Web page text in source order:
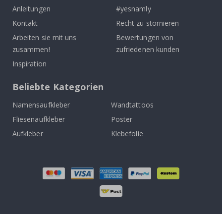
Anleitungen
Kontakt
Arbeiten sie mit uns
zusammen!
Inspiration
#yesnamly
Recht zu stornieren
Bewertungen von
zufriedenen kunden
Beliebte Kategorien
Namensaufkleber
Wandtattoos
Fliesenaufkleber
Poster
Aufkleber
Klebefolie